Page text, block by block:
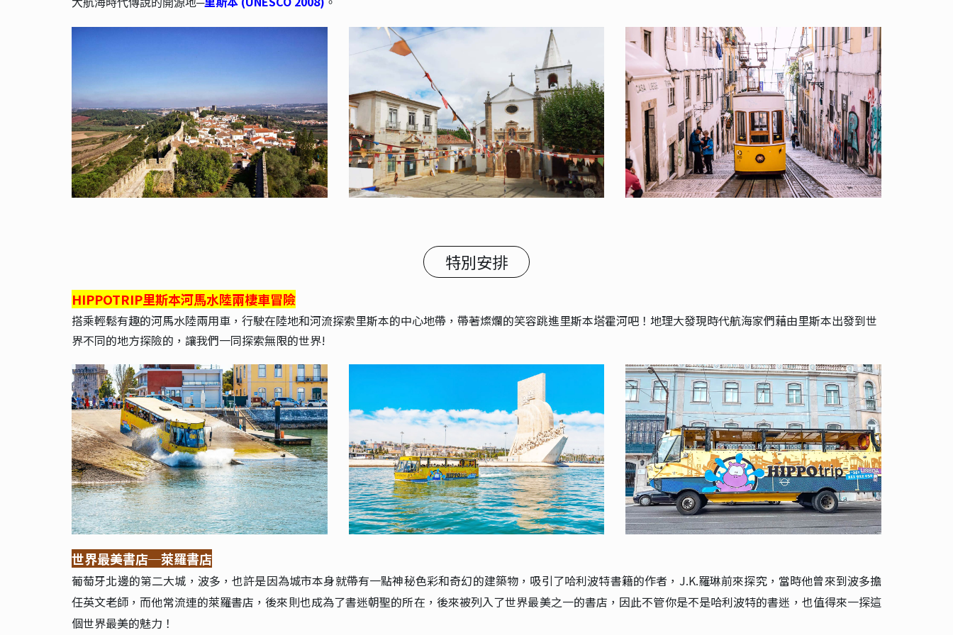
大航海時代傳說的開源地─ 。
特別安排
HIPPOTRIP里斯本河馬水陸兩棲車冒險
搭乘輕鬆有趣的河馬水陸兩用車，行駛在陸地和河流探索里斯本的中心地帶，帶著燦爛的笑容跳進里斯本塔霍河吧！地理大發現時代航海家們藉由里斯本出發到世
界不同的地方探險的，讓我們一同探索無限的世界!
世界最美書店─萊羅書店
葡萄牙北邊的第二大城，波多，也許是因為城市本身就帶有一點神秘色彩和奇幻的建築物，吸引了哈利波特書籍的作者，J.K.羅琳前來探究，當時他曾來到波多擔
任英文老師，而他常流連的萊羅書店，後來則也成為了書迷朝聖的所在，後來被列入了世界最美之一的書店，因此不管你是不是哈利波特的書迷，也值得來一探這
個世界最美的魅力！